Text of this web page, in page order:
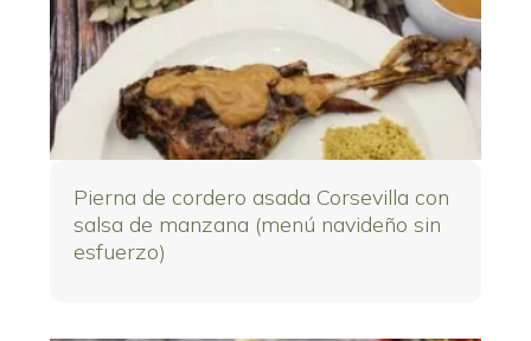
Pierna de cordero asada Corsevilla con
salsa de manzana (menú navideño sin
esfuerzo)